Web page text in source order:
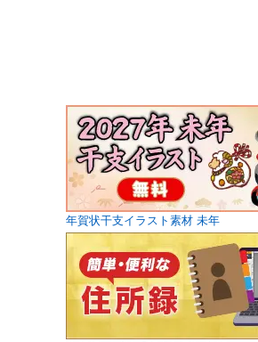
年賀状干支イラスト素材 未年